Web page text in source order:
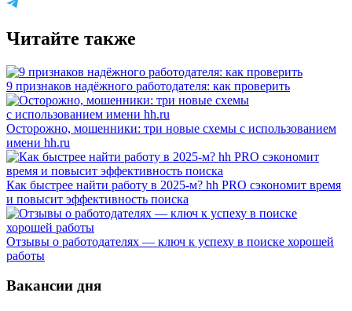
Читайте также
9 признаков надёжного работодателя: как проверить
Осторожно, мошенники: три новые схемы с использованием
имени hh.ru
Как быстрее найти работу в 2025-м? hh PRO сэкономит время
и повысит эффективность поиска
Отзывы о работодателях — ключ к успеху в поиске хорошей
работы
Вакансии дня